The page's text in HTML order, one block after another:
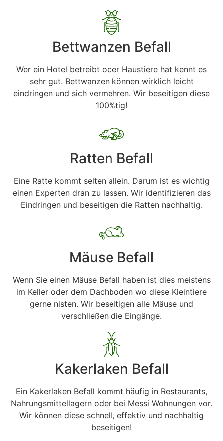
Bettwanzen Befall
Wer ein Hotel betreibt oder Haustiere hat kennt es
sehr gut. Bettwanzen können wirklich leicht
eindringen und sich vermehren. Wir beseitigen diese
100%tig!
Ratten Befall
Eine Ratte kommt selten allein. Darum ist es wichtig
einen Experten dran zu lassen. Wir identifizieren das
Eindringen und beseitigen die Ratten nachhaltig.
Mäuse Befall
Wenn Sie einen Mäuse Befall haben ist dies meistens
im Keller oder dem Dachboden wo diese Kleintiere
gerne nisten. Wir beseitigen alle Mäuse und
verschließen die Eingänge.
Kakerlaken Befall
Ein Kakerlaken Befall kommt häufig in Restaurants,
Nahrungsmittellagern oder bei Messi Wohnungen vor.
Wir können diese schnell, effektiv und nachhaltig
beseitigen!